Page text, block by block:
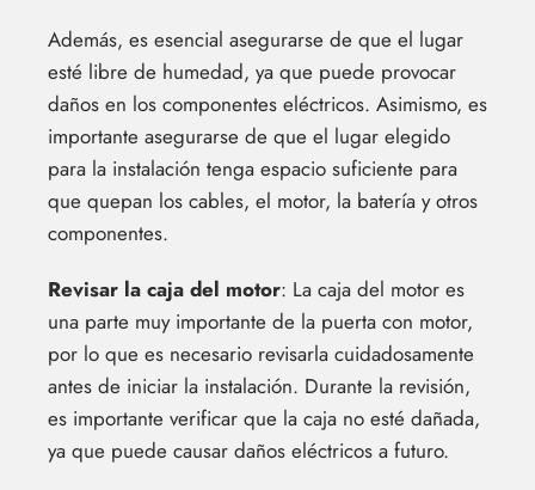
Además, es esencial asegurarse de que el lugar
esté libre de humedad, ya que puede provocar
daños en los componentes eléctricos. Asimismo, es
importante asegurarse de que el lugar elegido
para la instalación tenga espacio suficiente para
que quepan los cables, el motor, la batería y otros
componentes.
Revisar la caja del motor: La caja del motor es
una parte muy importante de la puerta con motor,
por lo que es necesario revisarla cuidadosamente
antes de iniciar la instalación. Durante la revisión,
es importante verificar que la caja no esté dañada,
ya que puede causar daños eléctricos a futuro.